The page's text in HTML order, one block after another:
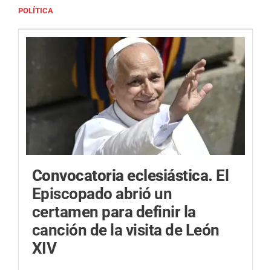
POLÍTICA
Convocatoria eclesiástica. El
Episcopado abrió un
certamen para definir la
canción de la visita de León
XIV